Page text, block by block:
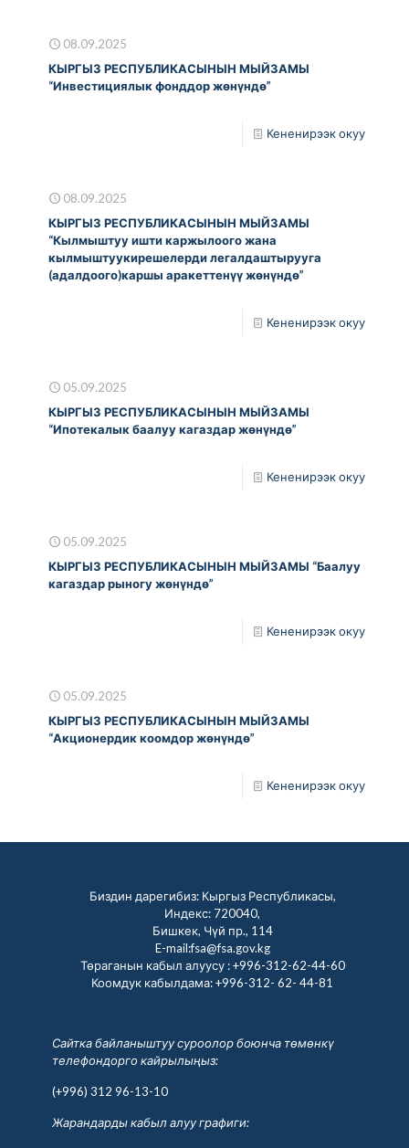
08.09.2025
КЫРГЫЗ РЕСПУБЛИКАСЫНЫН МЫЙЗАМЫ
“Инвестициялык фонддор жөнүндө”
Кененирээк окуу
08.09.2025
КЫРГЫЗ РЕСПУБЛИКАСЫНЫН МЫЙЗАМЫ
“Кылмыштуу ишти каржылоого жана
кылмыштуукирешелерди легалдаштырууга
(адалдоого)каршы аракеттенүү жөнүндө”
Кененирээк окуу
05.09.2025
КЫРГЫЗ РЕСПУБЛИКАСЫНЫН МЫЙЗАМЫ
“Ипотекалык баалуу кагаздар жөнүндө”
Кененирээк окуу
05.09.2025
КЫРГЫЗ РЕСПУБЛИКАСЫНЫН МЫЙЗАМЫ “Баалуу
кагаздар рыногу жөнүндө”
Кененирээк окуу
05.09.2025
КЫРГЫЗ РЕСПУБЛИКАСЫНЫН МЫЙЗАМЫ
“Акционердик коомдор жөнүндө”
Кененирээк окуу
Биздин дарегибиз: Кыргыз Республикасы,
Индекс: 720040,
Бишкек, Чүй пр., 114
E-mail:fsa@fsa.gov.kg
Төраганын кабыл алуусу :+996-312-62-44-60
Коомдук кабылдама:+996-312- 62- 44-81
Сайтка байланыштуу суроолор боюнча төмөнкү
телефондорго кайрылыңыз:
(+996) 312 96-13-10
Жарандарды кабыл алуу графиги: